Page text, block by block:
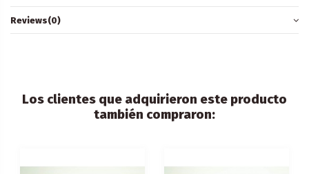
Reviews(0)
Los clientes que adquirieron este producto
también compraron: